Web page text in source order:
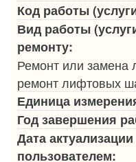
Код работы
Вид работы
ремонту:
Ремонт или замена
ремонт лифтовых
Единица
Год завершения
Дата
пользователем: